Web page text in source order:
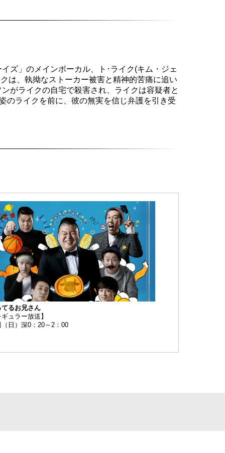
ズ」のメインボーカル、ト･ライク(キム・ジェ
は、執拗なストーカー被害と精神的苦痛に追い
がライクの自宅で殺害され、ライクは容疑者と
のライクを前に、彼の無実を信じ弁護を引き受
るお兄さん
ュラー放送】
日）深0：20～2：00